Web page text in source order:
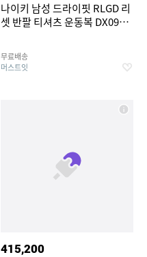
나이키 남성 드라이핏 RLGD 리
셋 반팔 티셔츠 운동복 DX0989-
무료배송
머스트잇
415,200